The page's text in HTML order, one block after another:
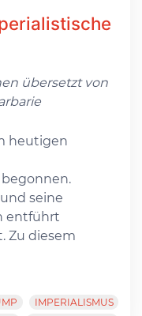
übersetzt von
heutigen
seine
entführt
Zu diesem
IMPERIALISMUS